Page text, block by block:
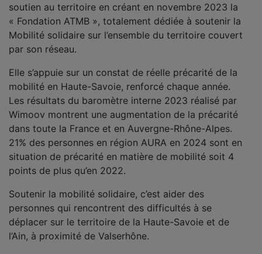
soutien au territoire en créant en novembre 2023 la
« Fondation ATMB », totalement dédiée à soutenir la
Mobilité solidaire sur l’ensemble du territoire couvert
par son réseau.
Elle s’appuie sur un constat de réelle précarité de la
mobilité en Haute-Savoie, renforcé chaque année.
Les résultats du baromètre interne 2023 réalisé par
Wimoov montrent une augmentation de la précarité
dans toute la France et en Auvergne-Rhône-Alpes.
21% des personnes en région AURA en 2024 sont en
situation de précarité en matière de mobilité soit 4
points de plus qu’en 2022.
Soutenir la mobilité solidaire, c’est aider des
personnes qui rencontrent des difficultés à se
déplacer sur le territoire de la Haute-Savoie et de
l’Ain, à proximité de Valserhône.